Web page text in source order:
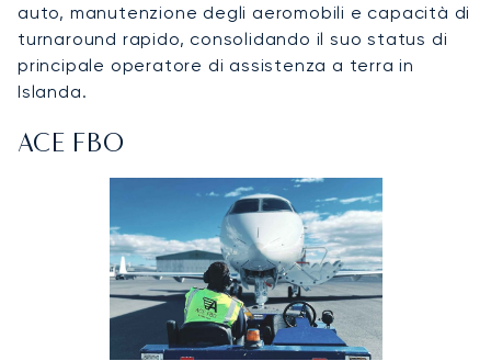
auto, manutenzione degli aeromobili e capacità di
turnaround rapido, consolidando il suo status di
principale operatore di assistenza a terra in
Islanda.
ACE FBO